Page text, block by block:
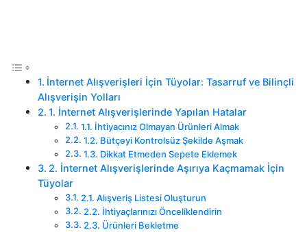
İnternet Alışverişleri İçin Tüyolar: Tasarruf ve Bilinçli
Alışverişin Yolları
1. İnternet Alışverişlerinde Yapılan Hatalar
1.1. İhtiyacınız Olmayan Ürünleri Almak
1.2. Bütçeyi Kontrolsüz Şekilde Aşmak
1.3. Dikkat Etmeden Sepete Eklemek
2. İnternet Alışverişlerinde Aşırıya Kaçmamak İçin
Tüyolar
2.1. Alışveriş Listesi Oluşturun
2.2. İhtiyaçlarınızı Önceliklendirin
2.3. Ürünleri Bekletme